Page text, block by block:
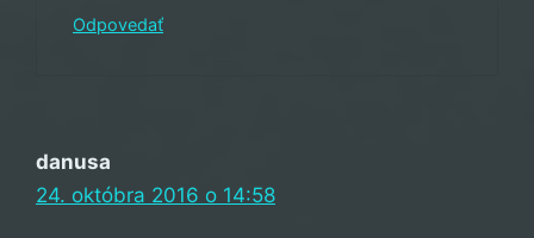
Odpovedať
danusa
24. októbra 2016 o 14:58